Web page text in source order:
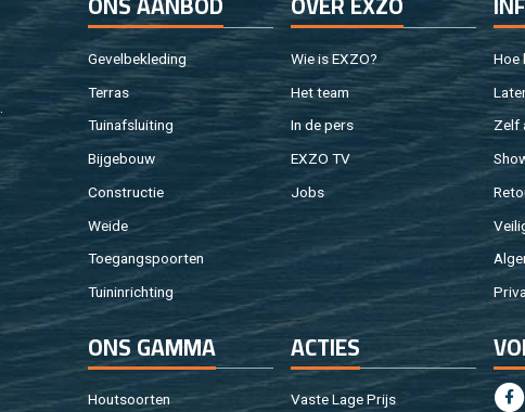
Ge­vel­be­kle­ding
Ter­ras
Tuin­af­slui­ting
Bij­ge­bouw
Con­struc­tie
Weide
Toe­gangs­poor­ten
Tuin­in­rich­ting
Wie is EXZO?
Het team
In de pers
EXZO TV
Jobs
Hoe
Zelf
ONS GAMMA
Hout­soor­ten
AC­TIES
Vaste Lage Prijs